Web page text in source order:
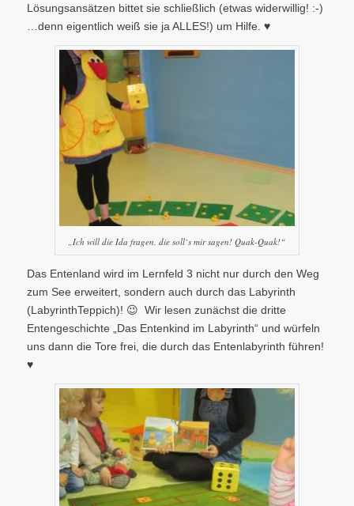
Lösungsansätzen bittet sie schließlich (etwas widerwillig! :-)
…denn eigentlich weiß sie ja ALLES!) um Hilfe. ♥
„Ich will die Ida fragen, die soll`s mir sagen! Quak-Quak!“
Das Entenland wird im Lernfeld 3 nicht nur durch den Weg
zum See erweitert, sondern auch durch das Labyrinth
(LabyrinthTeppich)! 😉 Wir lesen zunächst die dritte
Entengeschichte „Das Entenkind im Labyrinth“ und würfeln
uns dann die Tore frei, die durch das Entenlabyrinth führen!
♥